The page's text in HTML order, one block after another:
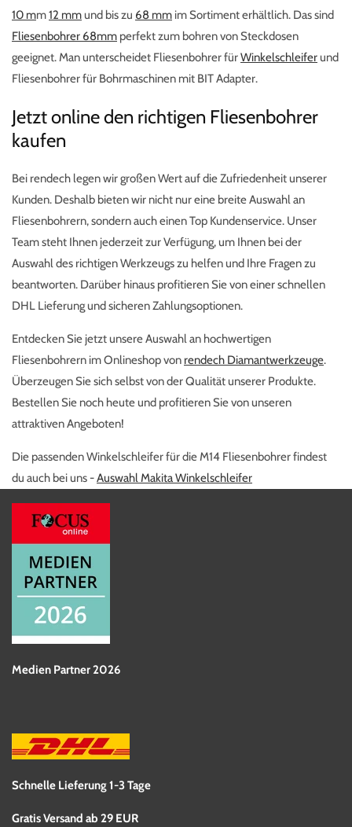
10 mm12 mmund bis zu 68 mm im Sortiment erhältlich. Das sind
Fliesenbohrer 68mm perfekt zum bohren von Steckdosen
geeignet. Man unterscheidet Fliesenbohrer fürWinkelschleiferund
Fliesenbohrer für Bohrmaschinen mit BIT Adapter.
Jetzt online den richtigen Fliesenbohrer
kaufen
Bei rendech legen wir großen Wert auf die Zufriedenheit unserer
Kunden. Deshalb bieten wir nicht nur eine breite Auswahl an
Fliesenbohrern, sondern auch einen Top Kundenservice. Unser
Team steht Ihnen jederzeit zur Verfügung, um Ihnen bei der
Auswahl des richtigen Werkzeugs zu helfen und Ihre Fragen zu
beantworten. Darüber hinaus profitieren Sie von einer schnellen
DHL Lieferung und sicheren Zahlungsoptionen.
Entdecken Sie jetzt unsere Auswahl an hochwertigen
Fliesenbohrern im Onlineshop von rendech Diamantwerkzeuge.
Überzeugen Sie sich selbst von der Qualität unserer Produkte.
Bestellen Sie noch heute und profitieren Sie von unseren
attraktiven Angeboten!
Die passenden Winkelschleifer für die M14 Fliesenbohrer findest
du auch bei uns -Auswahl Makita Winkelschleifer
Medien Partner 2026
Schnelle Lieferung 1-3 Tage
Gratis Versand ab 29 EUR